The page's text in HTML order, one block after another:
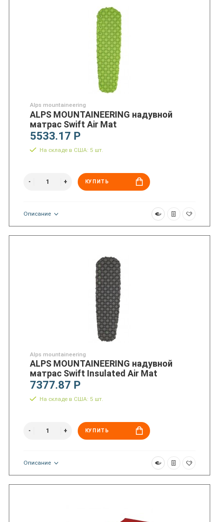
Alps mountaineering
ALPS MOUNTAINEERING надувной
матрас Swift Air Mat
5533.17 Р
На складе в США: 5 шт.
КУПИТЬ
Описание
Alps mountaineering
ALPS MOUNTAINEERING надувной
матрас Swift Insulated Air Mat
7377.87 Р
На складе в США: 5 шт.
КУПИТЬ
Описание